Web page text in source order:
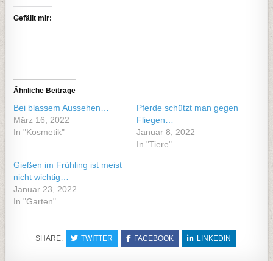
Gefällt mir:
Ähnliche Beiträge
Bei blassem Aussehen…
März 16, 2022
In "Kosmetik"
Pferde schützt man gegen
Fliegen…
Januar 8, 2022
In "Tiere"
Gießen im Frühling ist meist
nicht wichtig…
Januar 23, 2022
In "Garten"
SHARE: TWITTER FACEBOOK LINKEDIN